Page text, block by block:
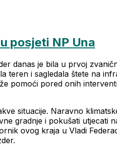
posjeti NP Una
danas je bila u prvoj
i sagledala štete na
pomoći pored onih
situacije. Naravno
gradnje i pokušati utjecati
ovog kraja u Vladi